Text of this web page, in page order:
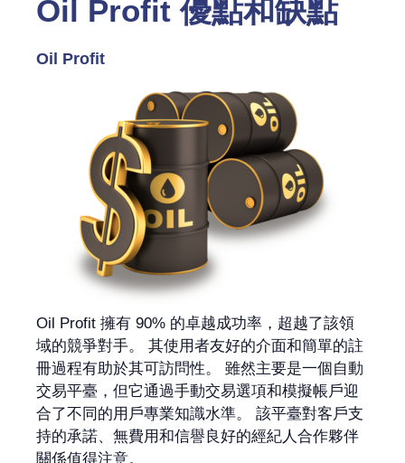
Oil Profit 優點和缺點
Oil Profit
Oil Profit 擁有 90% 的卓越成功率，超越了該領
域的競爭對手。 其使用者友好的介面和簡單的註
冊過程有助於其可訪問性。 雖然主要是一個自動
交易平臺，但它通過手動交易選項和模擬帳戶迎
合了不同的用戶專業知識水準。 該平臺對客戶支
持的承諾、無費用和信譽良好的經紀人合作夥伴
關係值得注意。